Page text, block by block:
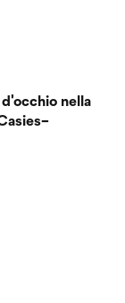
nella